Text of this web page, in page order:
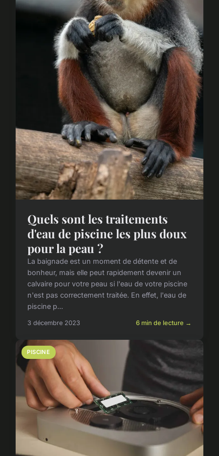
Quels sont les traitements
d'eau de piscine les plus doux
pour la peau ?
La baignade est un moment de détente et de
bonheur, mais elle peut rapidement devenir un
calvaire pour votre peau si l'eau de votre piscine
n'est pas correctement traitée. En effet, l'eau de
piscine p...
3 décembre 2023 6 min de lecture →
PISCINE